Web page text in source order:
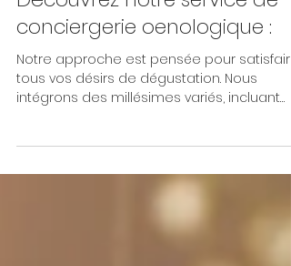
EXCLUSIVE PARIS PLACE
24 juil. 2025
3 min de lecture
Découvrez notre service de
conciergerie oenologique :
intégrons des millésimes variés, incluant
des vins prêts à être dégustés dès
expérience immédiate et inoubliable. En